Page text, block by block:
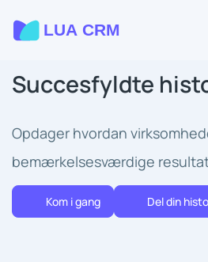
Succesfyldte
Opdager hvordan
bemærkelsesværdige
Kom i gang Del din